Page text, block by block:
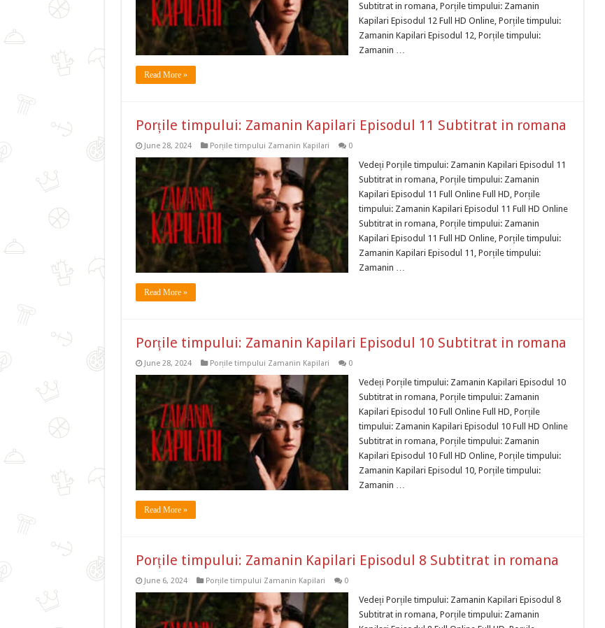
Subtitrat in romana, Porțile timpului: Zamanin
Kapilari Episodul 12 Full HD Online, Porțile timpului:
Zamanin Kapilari Episodul 12, Porțile timpului:
Zamanin …
Read More »
Porțile timpului: Zamanin Kapilari Episodul 11 Subtitrat in romana
June 28, 2024 Porțile timpului Zamanin Kapilari 0
Vedeți Porțile timpului: Zamanin Kapilari Episodul 11
Subtitrat in romana, Porțile timpului: Zamanin
Kapilari Episodul 11 Full Online Full HD, Porțile
timpului: Zamanin Kapilari Episodul 11 Full HD Online
Subtitrat in romana, Porțile timpului: Zamanin
Kapilari Episodul 11 Full HD Online, Porțile timpului:
Zamanin Kapilari Episodul 11, Porțile timpului:
Zamanin …
Read More »
Porțile timpului: Zamanin Kapilari Episodul 10 Subtitrat in romana
June 28, 2024 Porțile timpului Zamanin Kapilari 0
Vedeți Porțile timpului: Zamanin Kapilari Episodul 10
Subtitrat in romana, Porțile timpului: Zamanin
Kapilari Episodul 10 Full Online Full HD, Porțile
timpului: Zamanin Kapilari Episodul 10 Full HD Online
Subtitrat in romana, Porțile timpului: Zamanin
Kapilari Episodul 10 Full HD Online, Porțile timpului:
Zamanin Kapilari Episodul 10, Porțile timpului:
Zamanin …
Read More »
Porțile timpului: Zamanin Kapilari Episodul 8 Subtitrat in romana
June 6, 2024 Porțile timpului Zamanin Kapilari 0
Vedeți Porțile timpului: Zamanin Kapilari Episodul 8
Subtitrat in romana, Porțile timpului: Zamanin